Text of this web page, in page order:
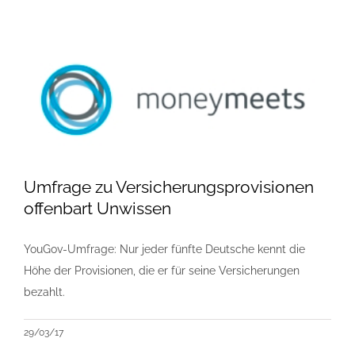
Umfrage zu Versicherungsprovisionen
offenbart Unwissen
YouGov-Umfrage: Nur jeder fünfte Deutsche kennt die
Höhe der Provisionen, die er für seine Versicherungen
bezahlt.
29/03/17